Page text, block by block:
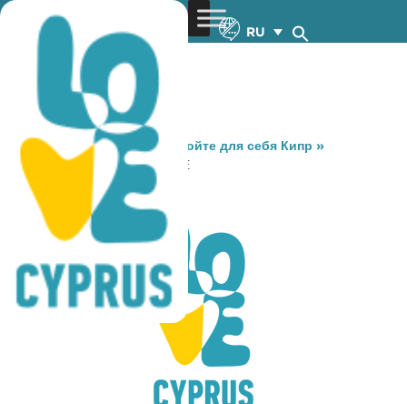
RU
You are here: Home »Откройте для себя Кипр »
Gastronomy
» RESTOMARE
RESTOMARE